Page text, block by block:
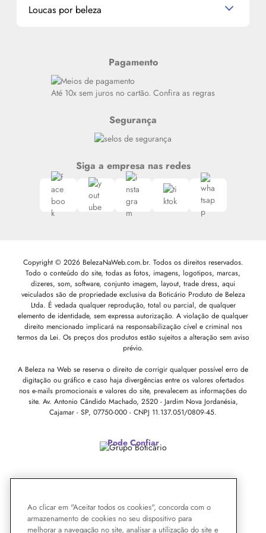
Miniaturas de Produtos de Cabelo
Meus endereços
Loucas por beleza
Siga nosso canal no Whatsapp
Pagamento
Até 10x sem juros no cartão. Confira as regras
Segurança
Siga a empresa nas redes
Copyright © 2026 BelezaNaWeb.com.br. Todos os direitos reservados.
Todo o conteúdo do site, todas as fotos, imagens, logotipos, marcas,
dizeres, som, software, conjunto imagem, layout, trade dress, aqui
veiculados são de propriedade exclusiva da Boticário Produto de Beleza
Ltda. É vedada qualquer reprodução, total ou parcial, de qualquer
elemento de identidade, sem expressa autorização. A violação de qualquer
direito mencionado implicará na responsabilização cível e criminal nos
termos da Lei. Os preços dos produtos estão sujeitos a alteração sem aviso
prévio.
A Beleza na Web se reserva o direito de corrigir qualquer possível erro de
digitação ou gráfico e caso haja divergências entre os valores ofertados
nos e-mails promocionais e valores do site, prevalecem as informações do
site. Av. Antonio Cândido Machado, 2520 - Jardim Nova Jordanésia,
Cajamar - SP, 07750-000 - CNPJ 11.137.051/0809-45.
Pode Confiar
Ao clicar em "Aceitar todos os cookies", concorda com o
armazenamento de cookies no seu dispositivo para
melhorar a navegação no site, analisar a utilização do site e